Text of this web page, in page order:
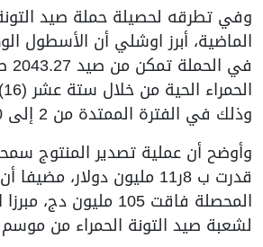
وفي تطرقه لحصيلة حملة صيد
الماضية، أبرز اوشلي أن الأسطول
وذلك في الفترة الممتدة من 2 إلى 30 يونيو 2025.
وأوضح أن عملية تصدير المنتوج
قدرت ب 8ر11 مليون دولار،
المحصلة فاقت 105 مليون
لشعبة صيد التونة الحمراء من موسم